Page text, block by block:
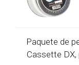
Paquete de
Cassette DX,